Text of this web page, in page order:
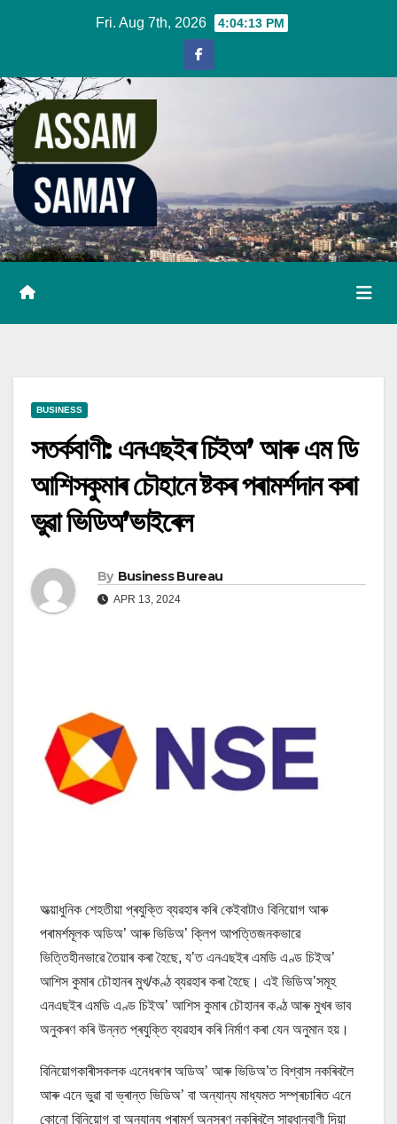
Fri. Aug 7th, 2026 4:04:14 PM
BUSINESS
সতৰ্কবাণী: এনএছইৰ চিইঅ’ আৰু এম ডি
আশিসকুমাৰ চৌহানে ষ্টকৰ পৰামৰ্শদান কৰা
ভুৱা ভিডিঅ’ভাইৰেল
By Business Bureau
APR 13, 2024
অত্য়াধুনিক শেহতীয়া প্ৰযুক্তি ব্যৱহাৰ কৰি কেইবাটাও বিনিয়োগ আৰু
পৰামৰ্শমূলক অডিঅ’ আৰু ভিডিঅ’ ক্লিপ আপত্তিজনকভাৱে
ভিত্তিহীনভাৱে তৈয়াৰ কৰা হৈছে, য’ত এনএছইৰ এমডি এণ্ড চিইঅ’
আশিস কুমাৰ চৌহানৰ মুখ/কণ্ঠ ব্যৱহাৰ কৰা হৈছে। এই ভিডিঅ’সমূহ
এনএছইৰ এমডি এণ্ড চিইঅ’ আশিস কুমাৰ চৌহানৰ কণ্ঠ আৰু মুখৰ ভাব
অনুকৰণ কৰি উন্নত প্ৰযুক্তি ব্যৱহাৰ কৰি নিৰ্মাণ কৰা যেন অনুমান হয়।
বিনিয়োগকাৰীসকলক এনেধৰণৰ অডিঅ’ আৰু ভিডিঅ’ত বিশ্বাস নকৰিবলৈ
আৰু এনে ভুৱা বা ভ্ৰান্ত ভিডিঅ’ বা অন্যান্য মাধ্যমত সম্প্ৰচাৰিত এনে
কোনো বিনিয়োগ বা অন্যান্য পৰামৰ্শ অনুসৰণ নকৰিবলৈ সাৱধানবাণী দিয়া